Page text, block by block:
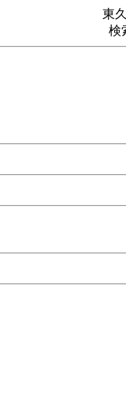
東
検
ほん